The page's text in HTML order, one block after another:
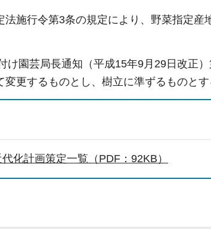
法施行令第3条の規定により、野菜指定
け園芸局長通知（平成15年9月29日改正
更するものとし、樹立に準ずるものとす
化計画策定一覧（PDF：92KB）